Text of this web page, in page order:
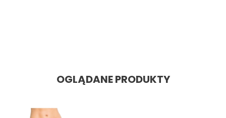
OGLĄDANE PRODUKTY